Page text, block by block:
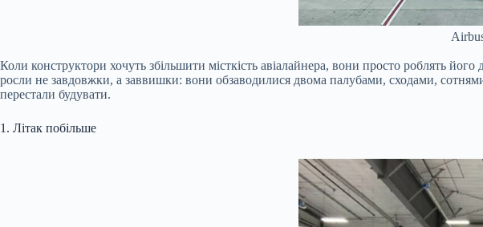
Коли конструктори хочуть збільшити місткість авіалайнера, вони просто роблять
росли не завдовжки, а заввишки: вони обзаводилися двома палубами, сходами,
перестали будувати.
1. Літак побільше